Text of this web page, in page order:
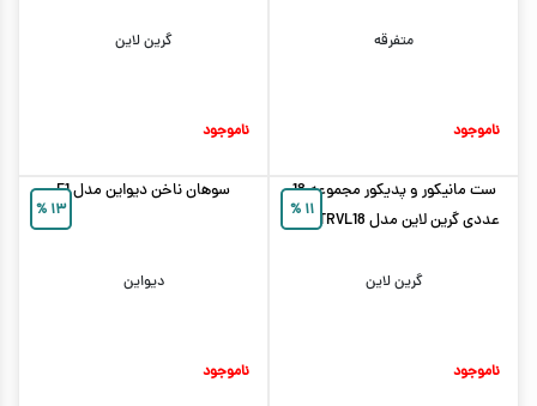
متفرقه
ناموجود
گرین لاین
ناموجود
۱۱ %
ست مانیکور و پدیکور مجموعه 18
عددی گرین لاین مدل GNMTRVL18
گرین لاین
ناموجود
۱۳ %
سوهان ناخن دیواین مدل F1
دیواین
ناموجود